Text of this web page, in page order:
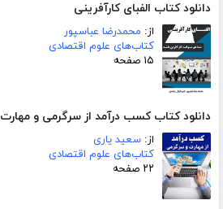
دانلود کتاب الفبای کارآفرینی
از: محمدرضا عباسپور
کتاب‌های علوم اقتصادی
۱۵ صفحه
دانلود کتاب کسب درآمد از سرگرمی و مهارت
از: سعید یاری
کتاب‌های علوم اقتصادی
۲۲ صفحه